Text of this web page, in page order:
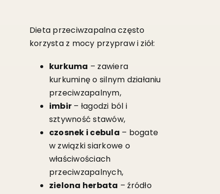
Dieta przeciwzapalna często
korzysta z mocy przypraw i ziół:
kurkuma – zawiera
kurkuminę o silnym działaniu
przeciwzapalnym,
imbir – łagodzi ból i
sztywność stawów,
czosnek i cebula – bogate
w związki siarkowe o
właściwościach
przeciwzapalnych,
zielona herbata – źródło